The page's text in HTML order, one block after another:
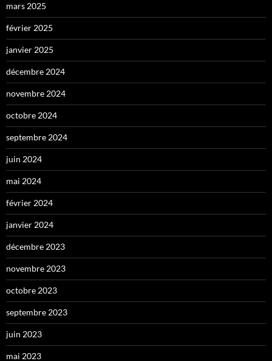
mars 2025
février 2025
janvier 2025
décembre 2024
novembre 2024
octobre 2024
septembre 2024
juin 2024
mai 2024
février 2024
janvier 2024
décembre 2023
novembre 2023
octobre 2023
septembre 2023
juin 2023
mai 2023